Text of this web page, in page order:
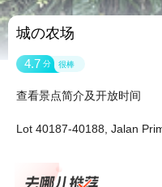
城の农场
4.7 分 很棒
查看景点简介及开放时间
Lot 40187-40188, Jalan